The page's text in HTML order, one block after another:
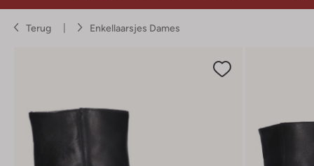
Terug Enkellaarsjes Dames